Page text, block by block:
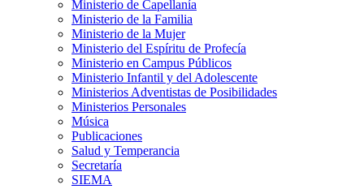
Ministerio de Capellanía
Ministerio de la Familia
Ministerio de la Mujer
Ministerio del Espíritu de Profecía
Ministerio en Campus Públicos
Ministerio Infantil y del Adolescente
Ministerios Adventistas de Posibilidades
Ministerios Personales
Música
Publicaciones
Salud y Temperancia
Secretaría
SIEMA